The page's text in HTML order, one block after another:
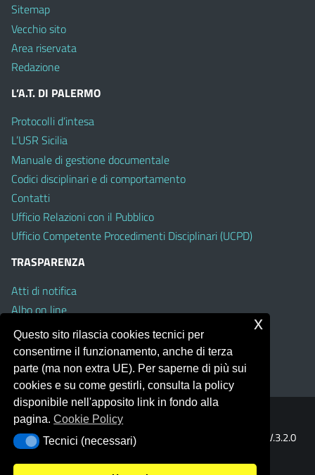
Sitemap
Vecchio sito
Area riservata
Redazione
L’A.T. DI PALERMO
Protocolli d’intesa
L’USR Sicilia
Manuale di gestione documentale
Codici disciplinari e di comportamento
Contatti
Ufficio Relazioni con il Pubblico
Ufficio Competente Procedimenti Disciplinari (UCPD)
TRASPARENZA
Atti di notifica
Albo on line
Amministrazione Trasparente
Obiettivi di Accessibilità
Whistleblowing
Portale realizzato con la piattaforma
Template Italia configurato sul tema accessibile
V.3.2.0
(Mizar)
Questo sito rilascia cookies tecnici per
consentirne il funzionamento, anche di terza
parte (ma non extra UE). Per saperne di più sui
cookies e su come gestirli, consulta la policy
disponibile nell'apposito link in fondo alla
pagina.Cookie Policy
Tecnici (necessari)
Tecnici (necessari)
x